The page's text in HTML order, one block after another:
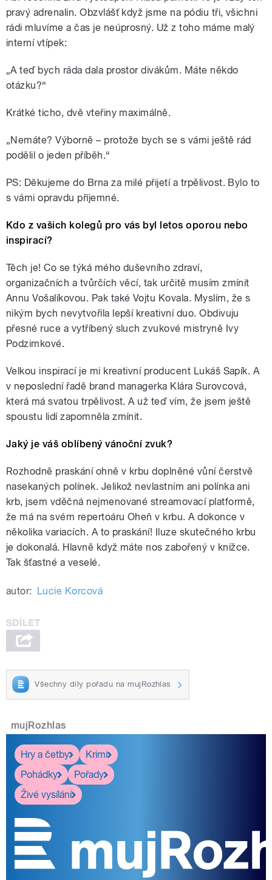
pravý adrenalin. Obzvlášť když jsme na pódiu tři, všichni
rádi mluvíme a čas je neúprosný. Už z toho máme malý
interní vtípek:
„A teď bych ráda dala prostor divákům. Máte někdo
otázku?“
Krátké ticho, dvě vteřiny maximálně.
„Nemáte? Výborně – protože bych se s vámi ještě rád
podělil o jeden příběh.“
PS: Děkujeme do Brna za milé přijetí a trpělivost. Bylo to
s vámi opravdu příjemné.
Kdo z vašich kolegů pro vás byl letos oporou nebo
inspirací?
Těch je! Co se týká mého duševního zdraví,
organizačních a tvůrčích věcí, tak určitě musím zmínit
Annu Vošalíkovou. Pak také Vojtu Kovala. Myslím, že s
nikým bych nevytvořila lepší kreativní duo. Obdivuju
přesné ruce a vytříbený sluch zvukové mistryně Ivy
Podzimkové.
Velkou inspirací je mi kreativní producent Lukáš Sapík. A
v neposlední řadě brand managerka Klára Surovcová,
která má svatou trpělivost. A už teď vím, že jsem ještě
spoustu lidí zapomněla zmínit.
Jaký je váš oblíbený vánoční zvuk?
Rozhodně praskání ohně v krbu doplněné vůní čerstvě
nasekaných polínek. Jelikož nevlastním ani polínka ani
krb, jsem vděčná nejmenované streamovací platformě,
že má na svém repertoáru Oheň v krbu. A dokonce v
několika variacích. A to praskání! Iluze skutečného krbu
je dokonalá. Hlavně když máte nos zabořený v knížce.
Tak šťastné a veselé.
autor: Lucie Korcová
Všechny díly pořadu na mujRozhlas
mujRozhlas
Hry a četby
Krimi
Pohádky
Pořady
Živé vysílání